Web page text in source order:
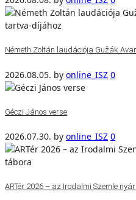
Németh Zoltán laudációja Gužák
2026.08.05. by online_ISZ 0
Géczi János verse
2026.07.30. by online_ISZ 0
ARTér 2026 – az Irodalmi Szemle